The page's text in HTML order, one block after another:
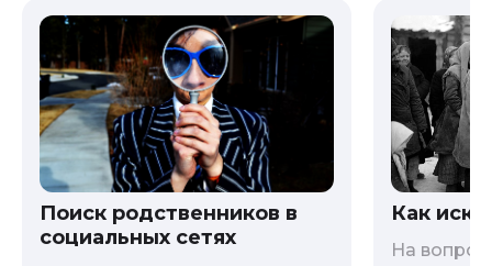
Поиск родственников в
социальных сетях
Как
На вопрос